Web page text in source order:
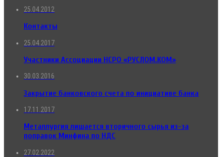
25.04.2012
Контакты
25.04.2017
Участники Ассоциации НСРО «РУСЛОМ.КОМ»
30.03.2016
Закрытие банковского счета по инициативе банка
17.11.2017
Металлургия лишается вторичного сырья из-за
поправок Минфина по НДС
27.02.2022